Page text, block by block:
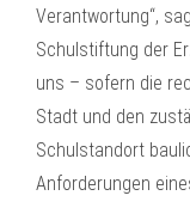
Verantwortung“,
Schulstiftung der
uns – sofern die
Stadt und den
Schulstandort
Anforderungen